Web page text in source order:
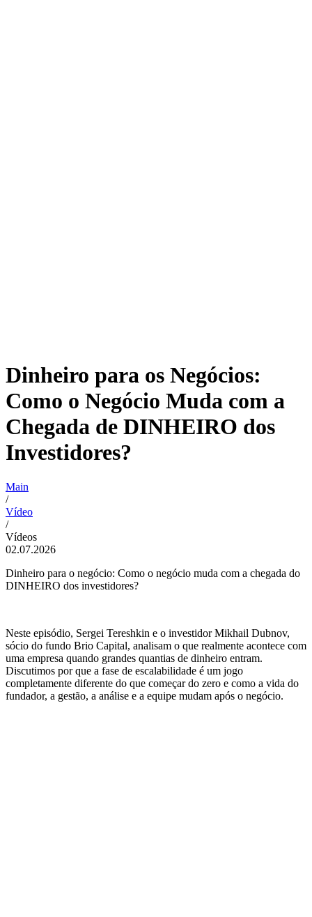
Dinheiro para os Negócios:
Como o Negócio Muda com a
Chegada de DINHEIRO dos
Investidores?
Main
/
Vídeo
/
Vídeos
02.07.2026
Dinheiro para o negócio: Como o negócio muda com a chegada do
DINHEIRO dos investidores?
Neste episódio, Sergei Tereshkin e o investidor Mikhail Dubnov,
sócio do fundo Brio Capital, analisam o que realmente acontece com
uma empresa quando grandes quantias de dinheiro entram.
Discutimos por que a fase de escalabilidade é um jogo
completamente diferente do que começar do zero e como a vida do
fundador, a gestão, a análise e a equipe mudam após o negócio.